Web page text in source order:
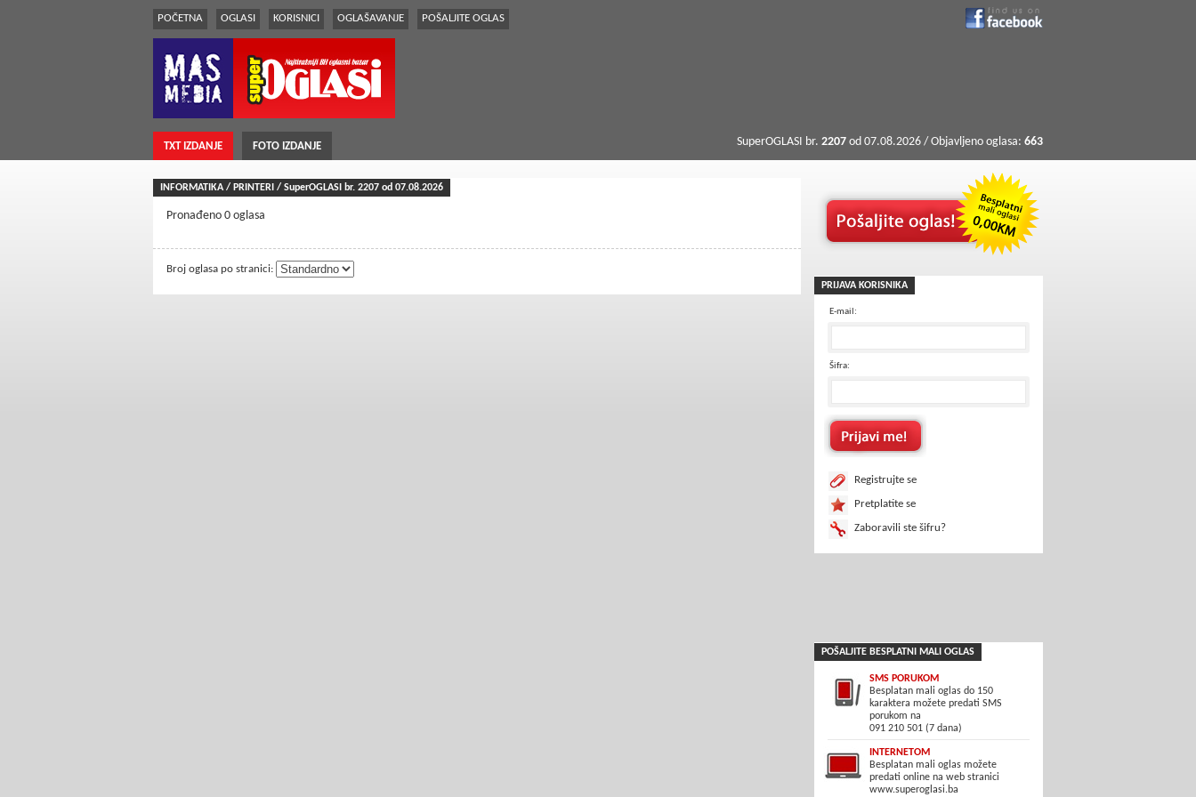
POČETNA OGLASI KORISNICI OGLAŠAVANJE POŠALJITE OGLAS
TXT IZDANJE FOTO IZDANJE SuperOGLASI br. 2207 od 07.08.2026 / Objavljeno oglasa: 663
INFORMATIKA / PRINTERI / SuperOGLASI br. 2207 od 07.08.2026
Pronađeno 0 oglasa
Broj oglasa po stranici:
PRIJAVA KORISNIKA
E-mail:
Šifra:
Registrujte se
Pretplatite se
Zaboravili ste šifru?
POŠALJITE BESPLATNI MALI OGLAS
SMS PORUKOM
Besplatan mali oglas do 150
karaktera možete predati SMS
porukom na
091 210 501 (7 dana)
INTERNETOM
Besplatan mali oglas možete
predati online na web stranici
www.superoglasi.ba